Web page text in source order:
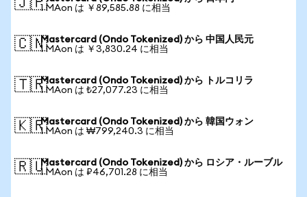
🇯🇵1 MAon は ￥89,585.88 に相当
🇨🇳Mastercard (Ondo Tokenized) から 中国人民元
1 MAon は ￥3,830.24 に相当
🇹🇷Mastercard (Ondo Tokenized) から トルコリラ
1 MAon は ₺27,077.23 に相当
🇰🇷Mastercard (Ondo Tokenized) から 韓国ウォン
1 MAon は ₩799,240.3 に相当
🇷🇺Mastercard (Ondo Tokenized) から ロシア・ルーブル
1 MAon は ₽46,701.28 に相当